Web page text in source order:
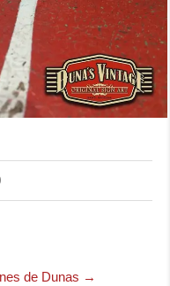
de Dunas →